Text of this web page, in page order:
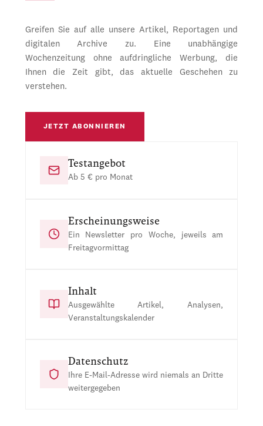
Greifen Sie auf alle unsere Artikel, Reportagen und
digitalen Archive zu. Eine unabhängige
Wochenzeitung ohne aufdringliche Werbung, die
Ihnen die Zeit gibt, das aktuelle Geschehen zu
verstehen.
JETZT ABONNIEREN
Testangebot
Ab 5 € pro Monat
Erscheinungsweise
Ein Newsletter pro Woche, jeweils am
Freitagvormittag
Inhalt
Ausgewählte Artikel, Analysen,
Veranstaltungskalender
Datenschutz
Ihre E-Mail-Adresse wird niemals an Dritte
weitergegeben